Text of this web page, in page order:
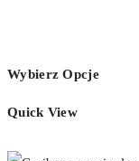
Wybierz Opcje
Quick View